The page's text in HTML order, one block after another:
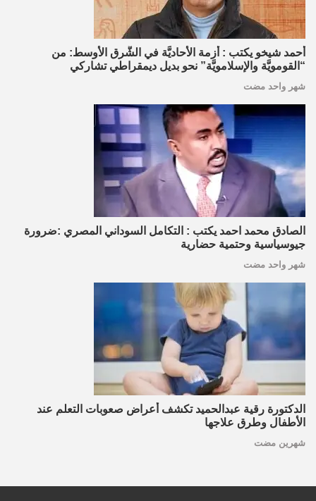
أحمد شيخو يكتب : أزمة الأحاديَّة في الشَّرق الأوسط: من
“القومويَّة والإسلامويَّة” نحو بديل ديمقراطي تشاركي
شهر واحد مضت
الصادق محمد احمد يكتب : التكامل السوداني المصري :ضرورة
جيوسياسية وحتمية حضارية
شهر واحد مضت
الدكتورة رقية عبدالحميد تكشف أعراض صعوبات التعلم عند
الأطفال وطرق علاجها
شهرين مضت